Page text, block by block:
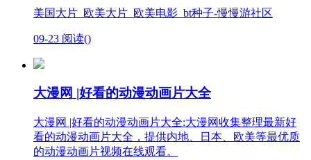
美国大片_欧美大片_欧美电影_bt种子-慢慢游社区
09-23 阅读()
大漫网 |好看的动漫动画片大全
大漫网 |好看的动漫动画片大全:大漫网收集整理最新好
看的动漫动画片大全，提供内地、日本、欧美等最优质
的动漫动画片视频在线观看。